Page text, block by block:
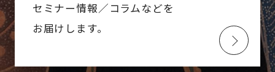
セミナー情報／コラムなどを
お届けします。